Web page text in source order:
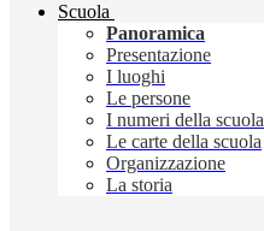
Scuola
Panoramica
Presentazione
I luoghi
Le persone
I numeri della scuola
Le carte della scuola
Organizzazione
La storia